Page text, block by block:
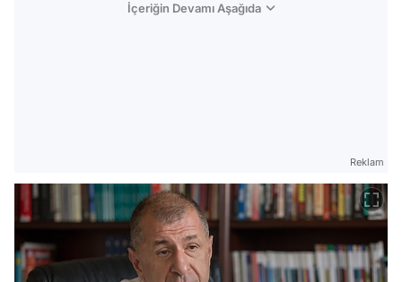
İçeriğin Devamı Aşağıda
Reklam